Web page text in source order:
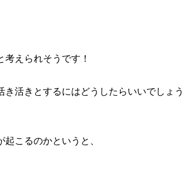
えられそうです！
活きとするにはどうしたらいいでしょう
こるのかというと、